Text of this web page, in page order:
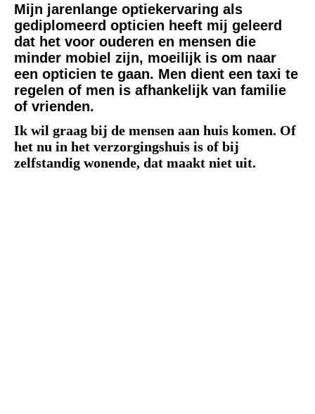
Mijn jarenlange optiekervaring als
gediplomeerd opticien heeft mij geleerd
dat het voor ouderen en mensen die
minder mobiel zijn, moeilijk is om naar
een opticien te gaan. Men dient een taxi te
regelen of men is afhankelijk van familie
of vrienden.
Ik wil graag bij de mensen aan huis komen. Of
het nu in het verzorgingshuis is of bij
zelfstandig wonende, dat maakt niet uit.